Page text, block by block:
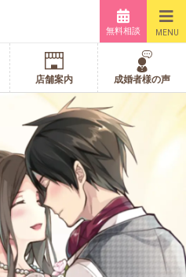
無料相談 MENU
店舗案内 成婚者様の声